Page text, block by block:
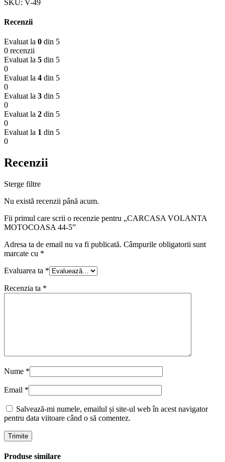
SKU: V-49
Recenzii
Evaluat la 0 din 5
0 recenzii
Evaluat la 5 din 5
0
Evaluat la 4 din 5
0
Evaluat la 3 din 5
0
Evaluat la 2 din 5
0
Evaluat la 1 din 5
0
Recenzii
Sterge filtre
Nu există recenzii până acum.
Fii primul care scrii o recenzie pentru „CARCASA VOLANTA
MOTOCOASA 44-5”
Adresa ta de email nu va fi publicată. Câmpurile obligatorii sunt
marcate cu *
Evaluarea ta *
Recenzia ta *
Nume *
Email *
Salvează-mi numele, emailul și site-ul web în acest navigator
pentru data viitoare când o să comentez.
Produse similare